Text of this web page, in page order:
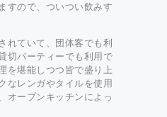
すので、ついつい飲みす
れていて、団体客でも利
切パーティーでも利用で
を堪能しつつ皆で盛り上
なレンガやタイルを使用
オープンキッチンによっ